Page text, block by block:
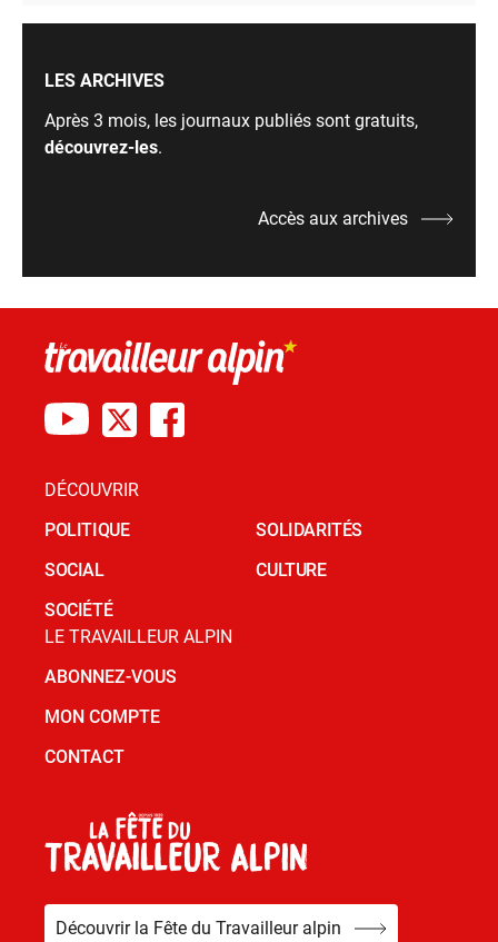
LES ARCHIVES
Après 3 mois, les journaux publiés sont gratuits,
découvrez-les.
Accès aux archives
DÉCOUVRIR
POLITIQUE
SOCIAL
SOCIÉTÉ
SOLIDARITÉS
CULTURE
LE TRAVAILLEUR ALPIN
ABONNEZ-VOUS
MON COMPTE
CONTACT
Découvrir la Fête du Travailleur alpin